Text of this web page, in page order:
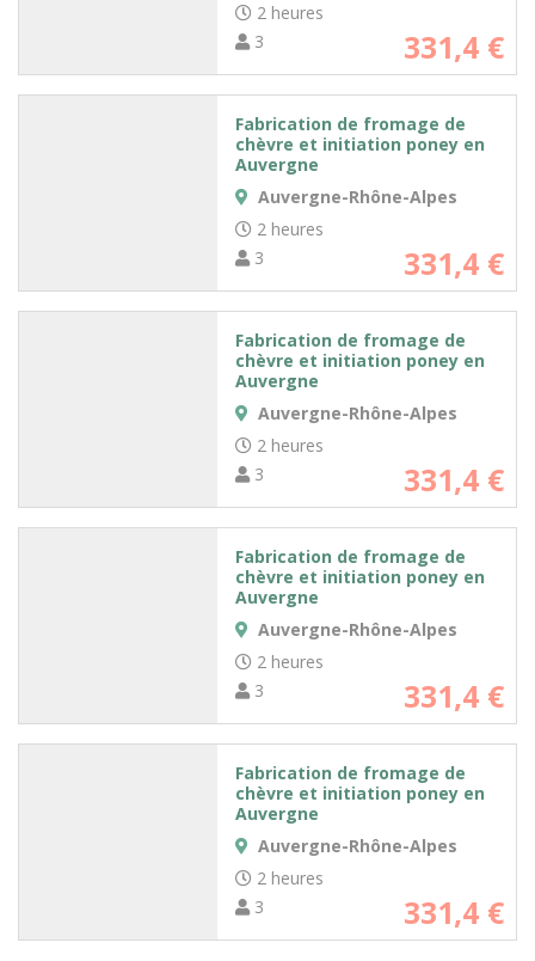
2 heures
3
331,4 €
Fabrication de fromage de
chèvre et initiation poney en
Auvergne
Auvergne-Rhône-Alpes
2 heures
3
331,4 €
Fabrication de fromage de
chèvre et initiation poney en
Auvergne
Auvergne-Rhône-Alpes
2 heures
3
331,4 €
Fabrication de fromage de
chèvre et initiation poney en
Auvergne
Auvergne-Rhône-Alpes
2 heures
3
331,4 €
Fabrication de fromage de
chèvre et initiation poney en
Auvergne
Auvergne-Rhône-Alpes
2 heures
3
331,4 €